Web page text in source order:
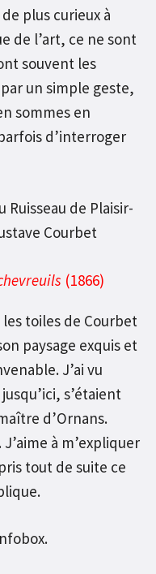
plus curieux à
de l’art, ce ne sont
souvent les
un simple geste,
sommes en
d’interroger
(1866)
toiles de Courbet
paysage exquis et
J’ai vu
s’étaient
d’Ornans.
à m’expliquer
tout de suite ce